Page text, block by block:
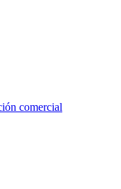
comercial